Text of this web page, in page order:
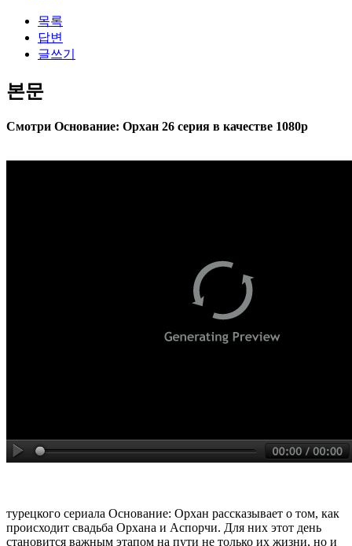
목록
답변
글쓰기
본문
Смотри Основание: Орхан 26 серия в качестве 1080p
турецкого сериала Основание: Орхан рассказывает о том, как
происходит свадьба Орхана и Аспорчи. Для них этот день
становится важным этапом на пути не только их жизни, но и